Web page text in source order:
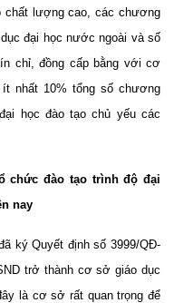
lượng cao, các chương
đại học nước ngoài và số
chỉ, đồng cấp bằng với cơ
nhất 10% tổng số chương
học đào tạo chủ yếu các
chức đào tạo trình độ đại
nay
ký Quyết định số 3999/QĐ-
trở thành cơ sở giáo dục
là cơ sở rất quan trọng để